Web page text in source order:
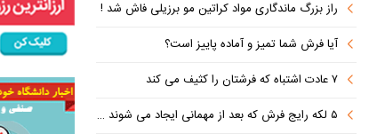
راز بزرگ ماندگاری مواد کراتین مو برزیلی فاش شد !
آیا فرش شما تمیز و آماده پاییز است؟
۷ عادت اشتباه که فرشتان را کثیف می کند
۵ لکه رایج فرش که بعد از مهمانی ایجاد می شوند (+روش تمیز کردن)